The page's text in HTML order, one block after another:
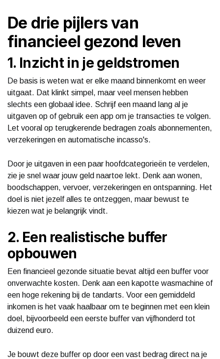
De drie pijlers van
financieel gezond leven
1. Inzicht in je geldstromen
De basis is weten wat er elke maand binnenkomt en weer
uitgaat. Dat klinkt simpel, maar veel mensen hebben
slechts een globaal idee. Schrijf een maand lang al je
uitgaven op of gebruik een app om je transacties te volgen.
Let vooral op terugkerende bedragen zoals abonnementen,
verzekeringen en automatische incasso's.
Door je uitgaven in een paar hoofdcategorieën te verdelen,
zie je snel waar jouw geld naartoe lekt. Denk aan wonen,
boodschappen, vervoer, verzekeringen en ontspanning. Het
doel is niet jezelf alles te ontzeggen, maar bewust te
kiezen wat je belangrijk vindt.
2. Een realistische buffer
opbouwen
Een financieel gezonde situatie bevat altijd een buffer voor
onverwachte kosten. Denk aan een kapotte wasmachine of
een hoge rekening bij de tandarts. Voor een gemiddeld
inkomen is het vaak haalbaar om te beginnen met een klein
doel, bijvoorbeeld een eerste buffer van vijfhonderd tot
duizend euro.
Je bouwt deze buffer op door een vast bedrag direct na je